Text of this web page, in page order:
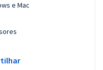
e Mac